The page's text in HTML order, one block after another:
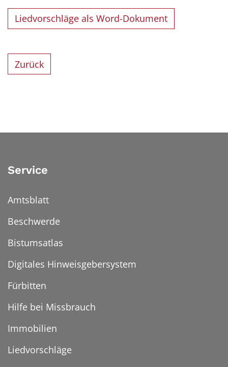
Liedvorschläge als Word-Dokument
Zurück
Service
Amtsblatt
Beschwerde
Bistumsatlas
Digitales Hinweisgebersystem
Fürbitten
Hilfe bei Missbrauch
Immobilien
Liedvorschläge